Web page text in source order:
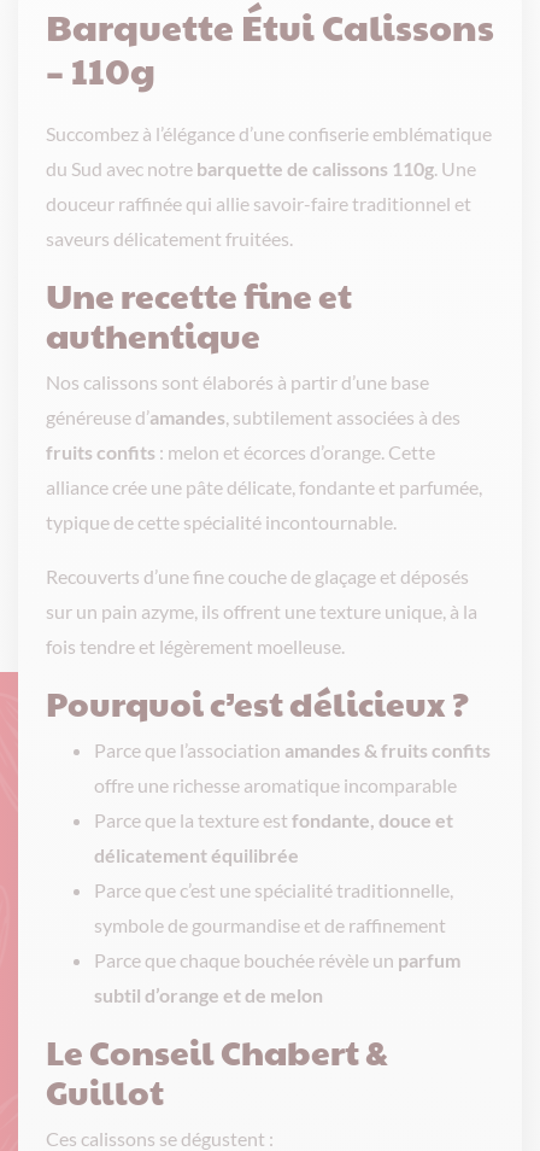
Barquette Étui Calissons
– 110g
Succombez à l’élégance d’une confiserie emblématique
du Sud avec notre barquette de calissons 110g. Une
douceur raffinée qui allie savoir-faire traditionnel et
saveurs délicatement fruitées.
Une recette fine et
authentique
Nos calissons sont élaborés à partir d’une base
généreuse d’amandes, subtilement associées à des
fruits confits : melon et écorces d’orange. Cette
alliance crée une pâte délicate, fondante et parfumée,
typique de cette spécialité incontournable.
Recouverts d’une fine couche de glaçage et déposés
sur un pain azyme, ils offrent une texture unique, à la
fois tendre et légèrement moelleuse.
Pourquoi c’est délicieux ?
Parce que l’association amandes & fruits confits
offre une richesse aromatique incomparable
Parce que la texture est fondante, douce et
délicatement équilibrée
Parce que c’est une spécialité traditionnelle,
symbole de gourmandise et de raffinement
Parce que chaque bouchée révèle un parfum
subtil d’orange et de melon
Le Conseil Chabert &
Guillot
Ces calissons se dégustent :